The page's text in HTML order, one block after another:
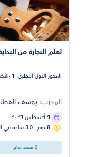
تعلم النجارة من
المحور الأول النظري: 1 -الأخشاب الطبيعية والصناعية، أن...
المدرب: يوسف
٩ أغسطس ٢٠٢٦
8 يوم - 3.0 ساعة في اليوم
2 مقعد متاح